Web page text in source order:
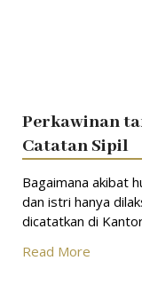
Perkawinan
Catatan Sipil
Bagaimana akibat
dan istri hanya
dicatatkan di
Read More